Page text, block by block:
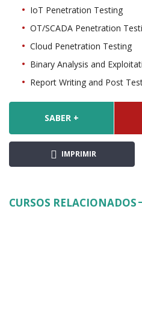
IoT Penetration Testing
OT/SCADA Penetration
Cloud Penetration Testing
Binary Analysis and
Report Writing and Post
SABER +
IMPRIMIR
CURSOS RELACIONADOS